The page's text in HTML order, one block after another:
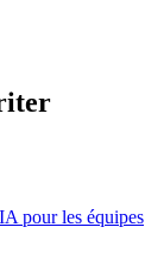
pour les équipes